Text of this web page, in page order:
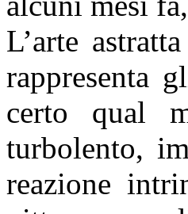
L’arte
rappresenta
certo qual
turbolento,
reazione